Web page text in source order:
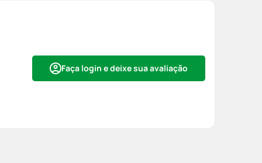
Faça login e deixe sua avaliação